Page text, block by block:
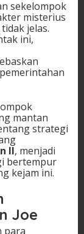
sekelompok
misterius
jelas.
ini,
mantan
strategi
II, menjadi
bertempur
kejam ini.
Joe
para